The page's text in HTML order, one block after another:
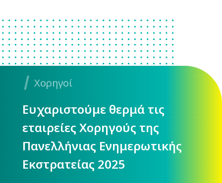
Χορηγοί
Ευχαριστούμε θερμά τις
εταιρείες Χορηγούς της
Πανελλήνιας Ενημερωτικής
Εκστρατείας 2025